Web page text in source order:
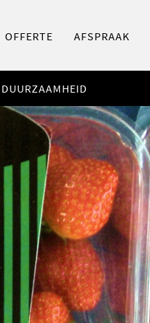
OFFERTE AFSPRAAK
DUURZAAMHEID